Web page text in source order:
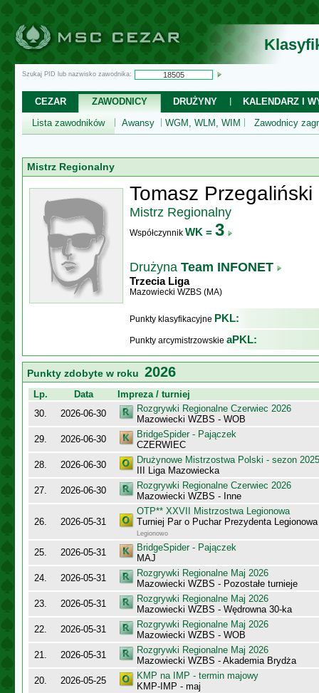
Szukaj PID lub nazwisko zawodnika:
CEZAR ZAWODNICY DRUŻYNY
KALENDARZ I
Lista zawodników
Awansy WGM, WLM, WIM Zawodnicy
Mistrz Regionalny
Tomasz Przegaliński
Mistrz Regionalny
Współczynnik WK = 3
Drużyna Team INFONET
Trzecia Liga
Mazowiecki WZBS (MA)
Punkty klasyfikacyjne PKL:
Punkty arcymistrzowskie aPKL:
Punkty zdobyte w roku 2026
Lp. Data
Impreza / turniej
30.
2026-06-30
Rozgrywki Regionalne Czerwiec 2026
Mazowiecki WZBS - WOB
29.
2026-06-30
BridgeSpider - Pajączek
CZERWIEC
28.
2026-06-30
Drużynowe Mistrzostwa Polski - sezon
III Liga Mazowiecka
27.
2026-06-30
Rozgrywki Regionalne Czerwiec 2026
Mazowiecki WZBS - Inne
26. 2026-05-31
OTP** XXVII Mistrzostwa Legionowa
Turniej Par o Puchar Prezydenta
Legionowo
25. 2026-05-31
BridgeSpider - Pajączek
MAJ
24.
2026-05-31
Rozgrywki Regionalne Maj 2026
Mazowiecki WZBS - Pozostałe turnieje
23.
2026-05-31
Rozgrywki Regionalne Maj 2026
Mazowiecki WZBS - Wędrowna 30-ka
22.
2026-05-31
Rozgrywki Regionalne Maj 2026
Mazowiecki WZBS - WOB
21.
2026-05-31
Rozgrywki Regionalne Maj 2026
Mazowiecki WZBS - Akademia Brydża
20.
2026-05-25
KMP na IMP - termin majowy
KMP-IMP - maj